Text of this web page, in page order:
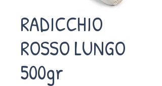
RADICCHIO
ROSSO LUNGO
500gr